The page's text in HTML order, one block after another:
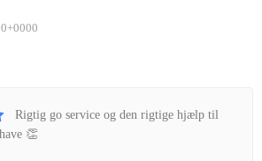
Rigtig go service og den rigtige hjælp til
👏